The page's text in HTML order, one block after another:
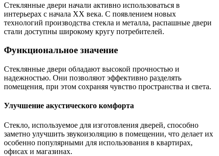
Стеклянные двери начали активно использоваться в
интерьерах с начала XX века. С появлением новых
технологий производства стекла и металла, распашные двери
стали доступны широкому кругу потребителей.
Функциональное значение
Стеклянные двери обладают высокой прочностью и
надежностью. Они позволяют эффективно разделять
помещения, при этом сохраняя чувство пространства и света.
Улучшение акустического комфорта
Стекло, используемое для изготовления дверей, способно
заметно улучшить звукоизоляцию в помещении, что делает их
особенно популярными для использования в квартирах,
офисах и магазинах.